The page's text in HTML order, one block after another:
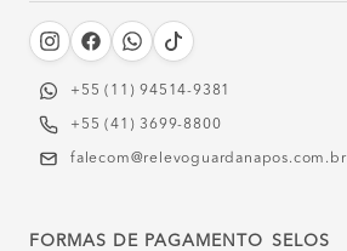
+55 (11) 94514-9381‬
+55 (41) 3699-8800
falecom@relevoguardanapos.com.br
FORMAS DE PAGAMENTO SELOS